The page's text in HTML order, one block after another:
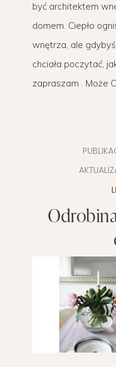
być architektem
domem. Ciepło
wnętrza, ale
chciała poczytać,
zapraszam . Może